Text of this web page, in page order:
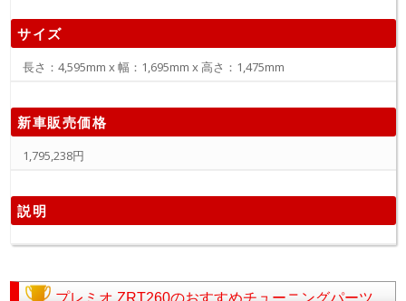
サイズ
長さ：4,595mm x 幅：1,695mm x 高さ：1,475mm
新車販売価格
1,795,238円
説明